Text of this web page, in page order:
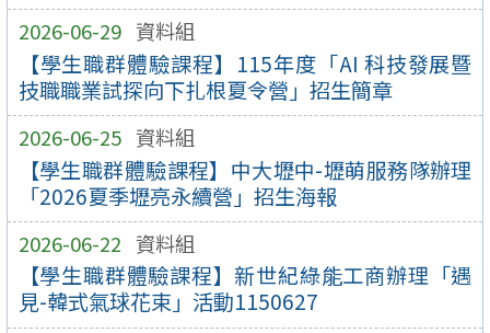
2026-06-29 資料組
【學生職群體驗課程】115年度「AI 科技發展暨
技職職業試探向下扎根夏令營」招生簡章
2026-06-25 資料組
【學生職群體驗課程】中大壢中-壢萌服務隊辦理
「2026夏季壢亮永續營」招生海報
2026-06-22 資料組
【學生職群體驗課程】新世紀綠能工商辦理「遇
見-韓式氣球花束」活動1150627